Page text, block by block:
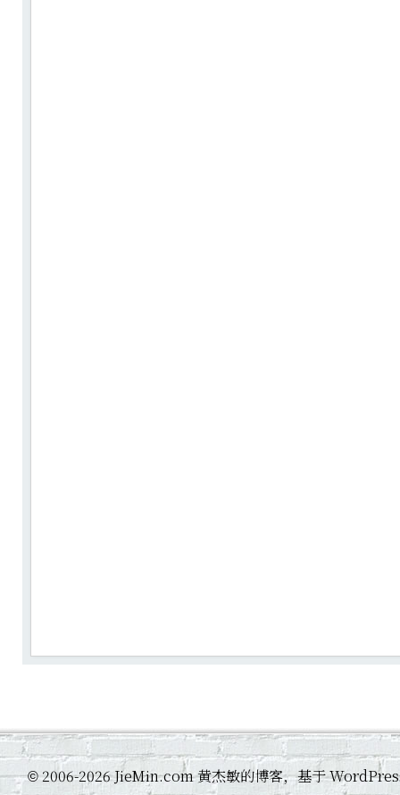
©2006-2026 JieMin.com 黄杰敏的博客，基于